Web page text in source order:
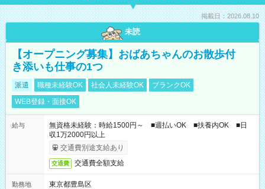
掲載日：2026.08.10
未読
【オープニング募集】おばあちゃんのお散歩付
き添いも仕事の1つ
派遣 職種未経験OK 社会人未経験OK
ブランクOK
WEB登録・面接OK
給与
無資格未経験：時給1500円～ ■週払いOK ■扶養内OK ■日
収1万2000円以上
交通費別途支給あり
交通費 交通費全額支給
勤務地
東京都豊島区